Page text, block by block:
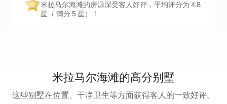
米拉马尔海滩的房源深受客人好评，平均评分为 4.8
星（ 满分 5 星）！
米拉马尔海滩的高分别墅
这些别墅在位置、干净卫生等方面获得客人的一致好评。